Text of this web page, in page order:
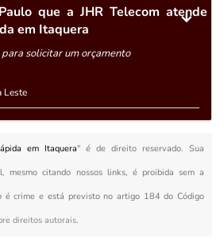
que a JHR Telecom atende
em Itaquera
solicitar um orçamento
Leste
em Itaquera" é de direito reservado. Sua
mesmo citando nossos links, é proibida sem a
é crime e está previsto no artigo 184 do Código
direitos autorais.